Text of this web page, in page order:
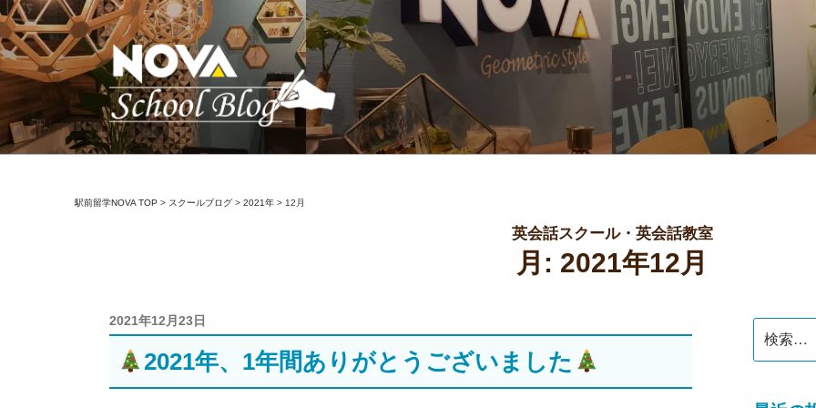
コ
ン
テ
ン
ス
駅前留学NOVA TOP > スクールブログ > 2021年 > 12月
英会話スクール・英会話教室
月: 2021年12月
投
稿
日:
2021年12月23日
2021年、1年間ありがとうございました
索: